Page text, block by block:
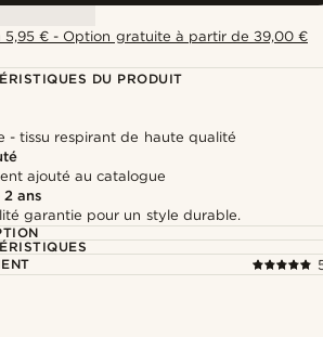
5,95 € - Option gratuite à partir de 39,00 €
DU PRODUIT
- tissu respirant de haute qualité
ajouté au catalogue
2 ans
garantie pour un style durable.